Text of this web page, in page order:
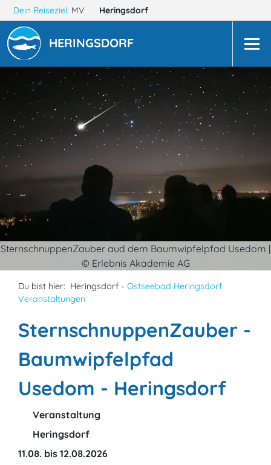
Dein Reiseziel: MV Heringsdorf
HERINGSDORF
SternschnuppenZauber aud dem Baumwipfelpfad Usedom |
© Erlebnis Akademie AG
Du bist hier: Heringsdorf - Ostseebad Heringsdorf
Veranstaltungen
SternschnuppenZauber -
Baumwipfelpfad
Usedom - Heringsdorf
Veranstaltung
Heringsdorf
11.08. bis 12.08.2026